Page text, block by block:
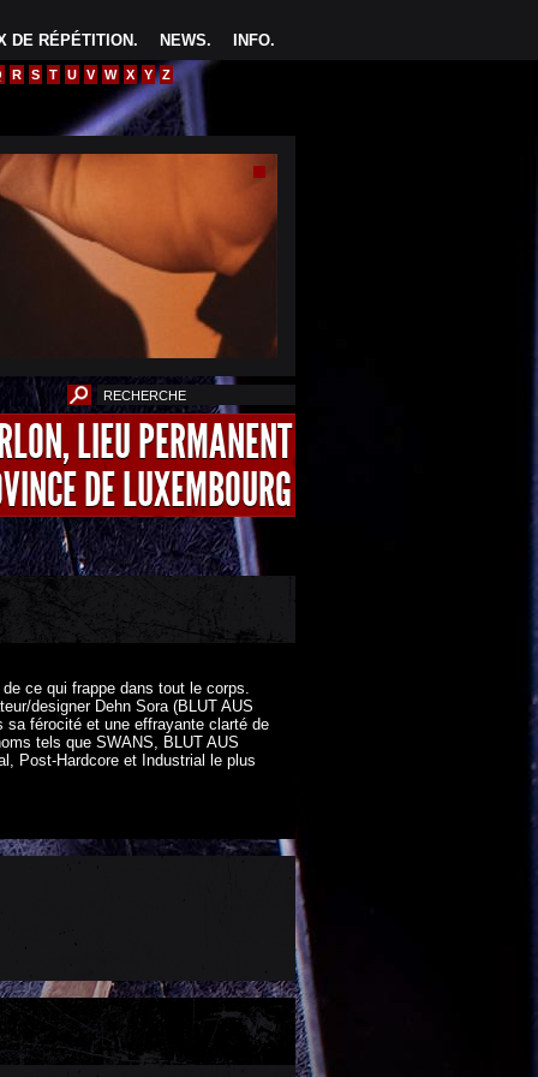
INFO.
NEWS.
DE RÉPÉTITION.
R S T U V W X Y Z
LIEU PERMANENT
DE LUXEMBOURG
ce qui frappe dans tout le corps.
designer Dehn Sora (BLUT AUS
sa férocité et une effrayante clarté de
tels que SWANS, BLUT AUS
Post-Hardcore et Industrial le plus